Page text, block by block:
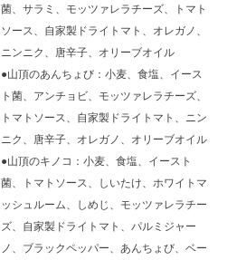
菌、サラミ、モッツァレラチーズ、トマト
ソース、自家製ドライトマト、オレガノ、
ニンニク、唐辛子、オリーブオイル
●山頂のあんちょび：小麦、食塩、イース
ト菌、アンチョビ、モッツァレラチーズ、
トマトソース、自家製ドライトマト、ニン
ニク、唐辛子、オレガノ、オリーブオイル
●山頂のキノコ：小麦、食塩、イースト
菌、トマトソース、しいたけ、ホワイトマ
ッシュルーム、しめじ、モッツァレラチー
ズ、自家製ドライトマト、パルミジャー
ノ、ブラックペッパー、あんちょび、ベー